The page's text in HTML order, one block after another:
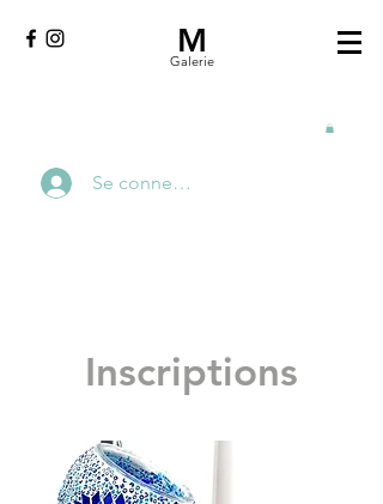
M
Galerie
Se connecter
Inscriptions